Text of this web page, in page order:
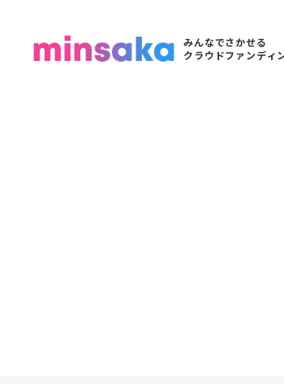
みんなでさかせる
クラウドファンディ